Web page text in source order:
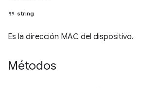
string
Es la dirección MAC del dispositivo.
Métodos